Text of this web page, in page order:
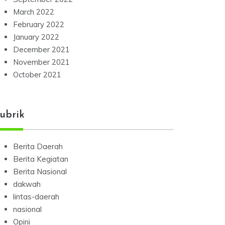
March 2022
February 2022
January 2022
December 2021
November 2021
October 2021
Berita Daerah
Berita Kegiatan
Berita Nasional
dakwah
lintas-daerah
nasional
Opini